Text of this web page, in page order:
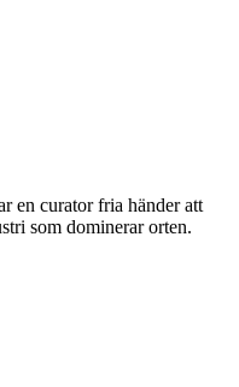
en curator fria händer att
som dominerar orten.